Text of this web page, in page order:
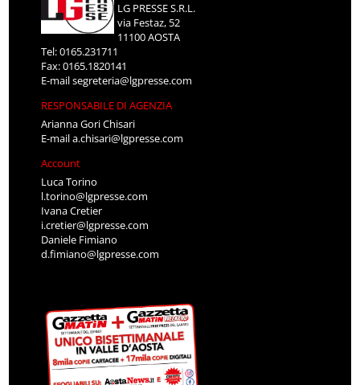
LG PRESSE S.R.L.
via Festaz, 52
11100 AOSTA
Tel: 0165.231711
Fax: 0165.1820141
E-mailsegreteria@lgpresse.com
RESPONSABILE DI AGENZIA
Arianna Gori Chisari
E-maila.chisari@lgpresse.com
Account
Luca Torino
l.torino@lgpresse.com
Ivana Cretier
i.cretier@lgpresse.com
Daniele Fimiano
d.fimiano@lgpresse.com